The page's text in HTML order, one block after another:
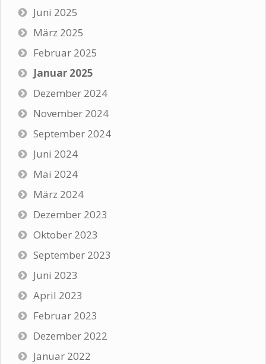
Juni 2025
März 2025
Februar 2025
Januar 2025
Dezember 2024
November 2024
September 2024
Juni 2024
Mai 2024
März 2024
Dezember 2023
Oktober 2023
September 2023
Juni 2023
April 2023
Februar 2023
Dezember 2022
Januar 2022